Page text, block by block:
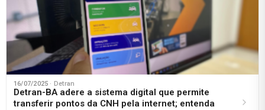
16/07/2025 · Detran
Detran-BA adere a sistema digital que permite
transferir pontos da CNH pela internet; entenda